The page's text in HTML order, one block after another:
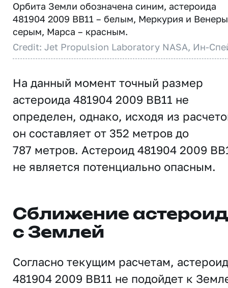
Орбита Земли обозначена синим, астероида
481904 2009 BB11 – белым, Меркурия и
серым, Марса – красным.
Credit: Jet Propulsion Laboratory NASA, Ин-
На данный момент точный размер
астероида 481904 2009 BB11 не
определен, однако, исходя из
он составляет от 352 метров до
787 метров. Астероид 481904 2009
не является потенциально опасным.
Сближение
с Землей
Согласно текущим расчетам, астероид
481904 2009 BB11 не подойдет к